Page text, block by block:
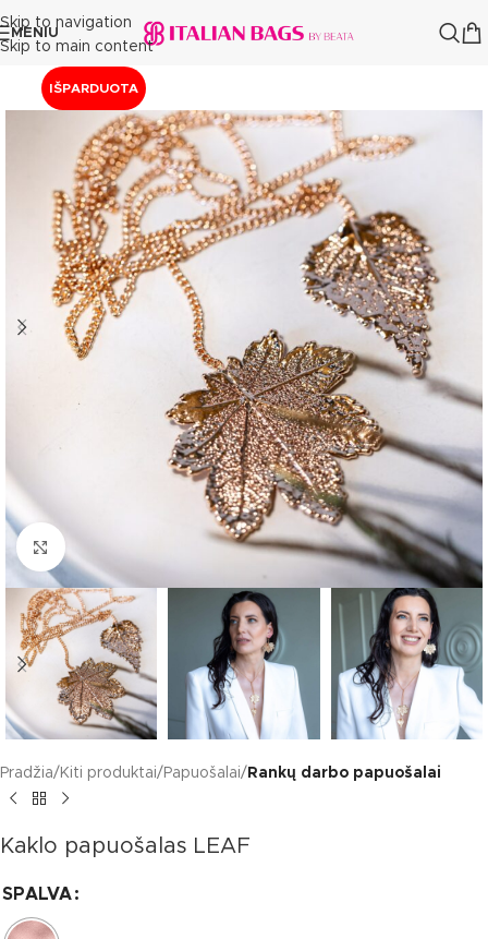
Skip to navigation
Skip to main content
MENIU
IŠPARDUOTA
Pradžia Kiti produktai Papuošalai Rankų darbo papuošalai
Kaklo papuošalas LEAF
SPALVA